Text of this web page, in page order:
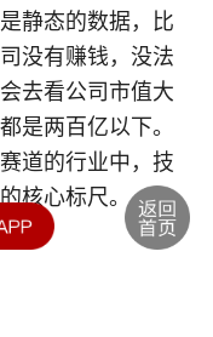
静态的数据，比
没有赚钱，没法
去看公司市值大
是两百亿以下。
道的行业中，技
核心标尺。